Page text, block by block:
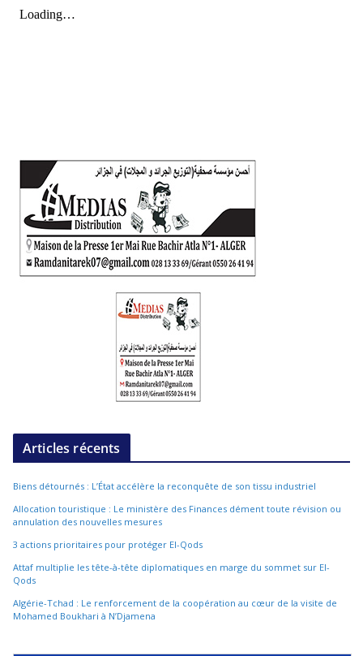
Articles récents
Biens détournés : L’État accélère la reconquête de son tissu industriel
Allocation touristique : Le ministère des Finances dément toute révision ou
annulation des nouvelles mesures
3 actions prioritaires pour protéger El-Qods
Attaf multiplie les tête-à-tête diplomatiques en marge du sommet sur El-
Qods
Algérie-Tchad : Le renforcement de la coopération au cœur de la visite de
Mohamed Boukhari à N’Djamena